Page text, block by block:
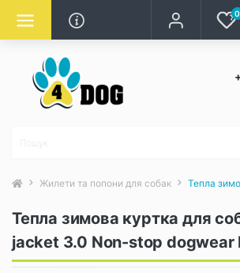
0
Жилети та попони для собак Тепла
Тепла зимова куртка для
jacket 3.0 Non-stop dogwear